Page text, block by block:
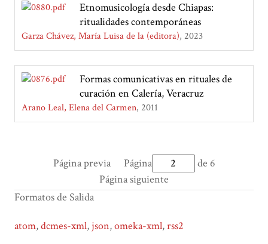
Etnomusicología desde Chiapas:
ritualidades contemporáneas
Garza Chávez, María Luisa de la (editora) 2023
Formas comunicativas en rituales de
curación en Calería, Veracruz
Arano Leal, Elena del Carmen 2011
Página previa Página
de 6
Página siguiente
Formatos de Salida
atom,dcmes-xml, json,omeka-xml,rss2